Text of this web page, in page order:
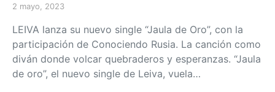
Posted on
2 mayo, 2023
LEIVA lanza su nuevo single “Jaula de Oro”, con la
participación de Conociendo Rusia. La canción como
diván donde volcar quebraderos y esperanzas. “Jaula
de oro”, el nuevo single de Leiva, vuela…